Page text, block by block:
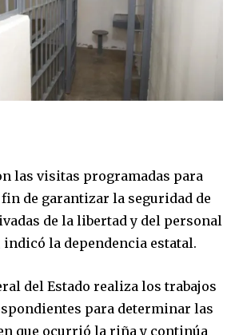
comunidad de
y sé parte de la
y no enviaremos correo basura a tu
está segura con nosotros.
las visitas programadas para
de garantizar la seguridad de
de la libertad y del personal
la dependencia estatal.
del Estado realiza los trabajos
para determinar las
que ocurrió la riña y continúa